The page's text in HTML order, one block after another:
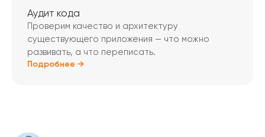
Аудит кода
Проверим качество и архитектуру
существующего приложения — что можно
развивать, а что переписать.
Подробнее →